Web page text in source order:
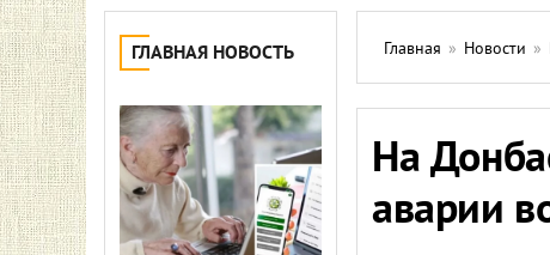
ГЛАВНАЯ НОВОСТЬ Главная » Новости »
На
аварии